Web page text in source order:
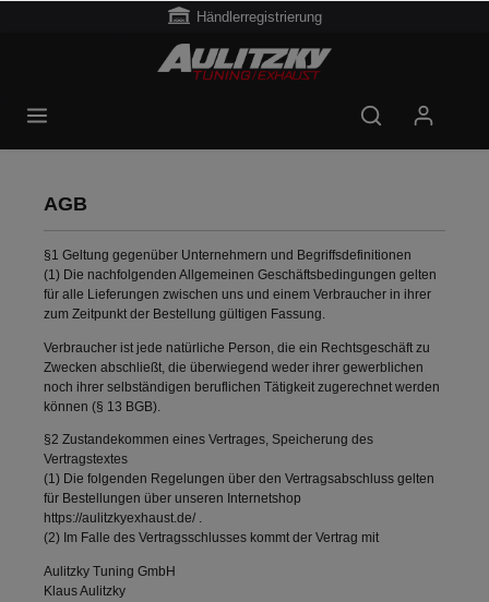
Händlerregistrierung
AGB
§1 Geltung gegenüber Unternehmern und Begriffsdefinitionen
(1) Die nachfolgenden Allgemeinen Geschäftsbedingungen gelten
für alle Lieferungen zwischen uns und einem Verbraucher in ihrer
zum Zeitpunkt der Bestellung gültigen Fassung.
Verbraucher ist jede natürliche Person, die ein Rechtsgeschäft zu
Zwecken abschließt, die überwiegend weder ihrer gewerblichen
noch ihrer selbständigen beruflichen Tätigkeit zugerechnet werden
können (§ 13 BGB).
§2 Zustandekommen eines Vertrages, Speicherung des
Vertragstextes
(1) Die folgenden Regelungen über den Vertragsabschluss gelten
für Bestellungen über unseren Internetshop
https://aulitzkyexhaust.de/ .
(2) Im Falle des Vertragsschlusses kommt der Vertrag mit
Aulitzky Tuning GmbH
Klaus Aulitzky